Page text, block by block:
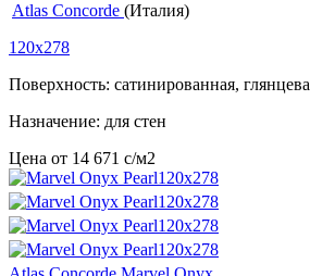
Atlas Concorde (Италия)
120x278
Поверхность: сатинированная,
Назначение: для стен
Цена от 14 671 c/м2